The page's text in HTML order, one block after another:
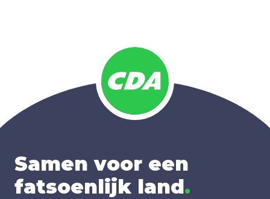
Samen voor een
fatsoenlijk land.